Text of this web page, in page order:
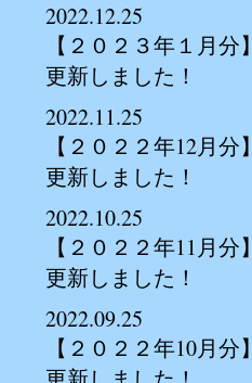
2022.12.25
【２０２３年１月
更新しました！
2022.11.25
【２０２２年12月
更新しました！
2022.10.25
【２０２２年11月
更新しました！
2022.09.25
【２０２２年10月